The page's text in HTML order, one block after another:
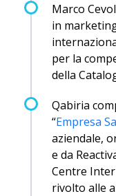
Marco
in
per la
della
Qabiria
“Empresa
aziendale,
e da
Centre
rivolto alle